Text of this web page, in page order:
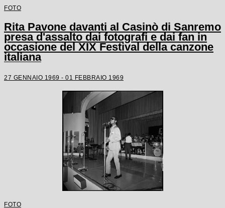
FOTO
Rita Pavone davanti al Casinò di Sanremo
presa d'assalto dai fotografi e dai fan in
occasione del XIX Festival della canzone
italiana
27 GENNAIO 1969 - 01 FEBBRAIO 1969
FOTO